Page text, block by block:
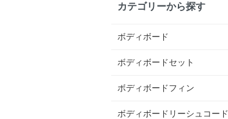
カテゴリーから探す
ボディボード
ボディボードセット
ボディボードフィン
ボディボードリーシュコード